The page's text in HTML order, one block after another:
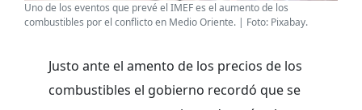
Uno de los eventos que prevé el IMEF es el aumento de los
combustibles por el conflicto en Medio Oriente. | Foto: Pixabay.
Justo ante el amento de los precios de los
combustibles el gobierno recordó que se